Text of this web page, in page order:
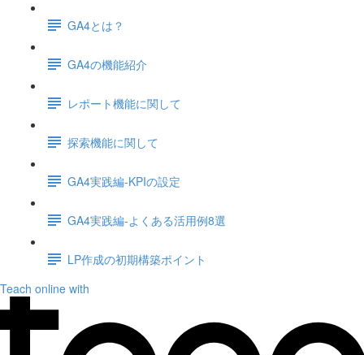
GA4とは？
GA4の機能紹介
レポート機能に関して
探索機能に関して
GA4実践編-KPIの設定
GA4実践編-よくある活用例8選
LP作成の初期構築ポイント
Teach online with